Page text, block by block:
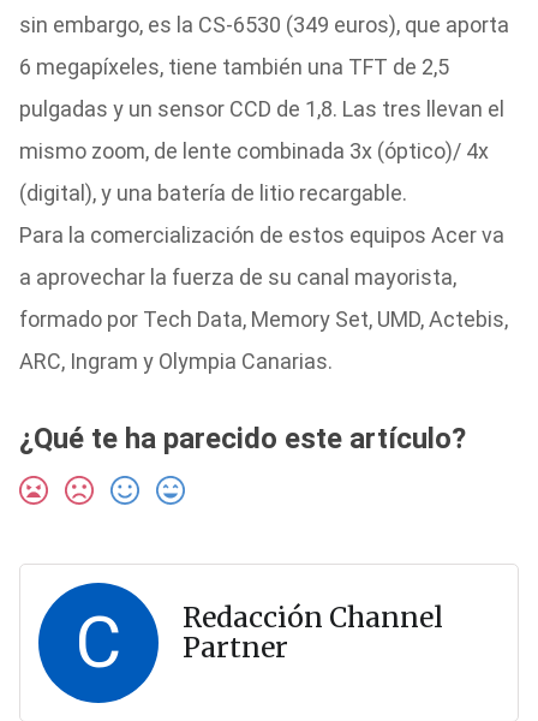
sin embargo, es la CS-6530 (349 euros), que aporta
6 megapíxeles, tiene también una TFT de 2,5
pulgadas y un sensor CCD de 1,8. Las tres llevan el
mismo zoom, de lente combinada 3x (óptico)/ 4x
(digital), y una batería de litio recargable.
Para la comercialización de estos equipos Acer va
a aprovechar la fuerza de su canal mayorista,
formado por Tech Data, Memory Set, UMD, Actebis,
ARC, Ingram y Olympia Canarias.
¿Qué te ha parecido este artículo?
C
Redacción Channel
Partner